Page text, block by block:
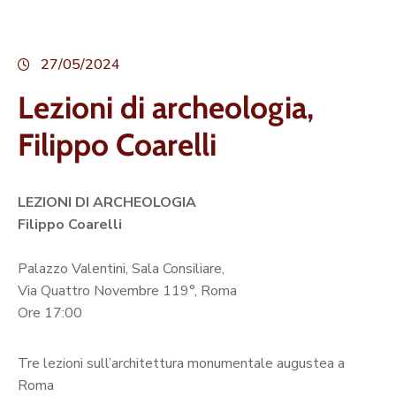
27/05/2024
Lezioni di archeologia,
Filippo Coarelli
LEZIONI DI ARCHEOLOGIA
Filippo Coarelli
Palazzo Valentini, Sala Consiliare,
Via Quattro Novembre 119°, Roma
Ore 17:00
Tre lezioni sull’architettura monumentale augustea a
Roma